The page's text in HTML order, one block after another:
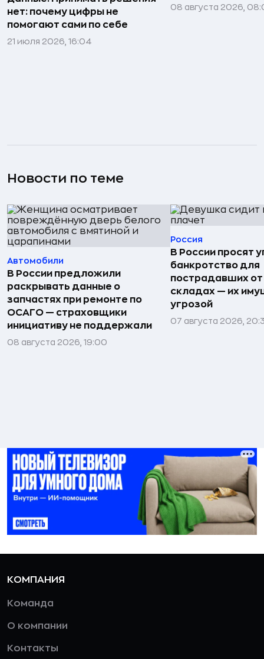
нет: почему цифры не
помогают сами по себе
21 июля 2026, 16:04
08 августа 2026,
Новости по теме
Автомобили
В России предложили
раскрывать данные о
запчастях при ремонте по
ОСАГО — страховщики
инициативу не поддержали
08 августа 2026, 19:00
Россия
В России просят
банкротство для
пострадавших
складах — их
угрозой
07 августа 2026,
КОМПАНИЯ
Команда
О компании
Контакты